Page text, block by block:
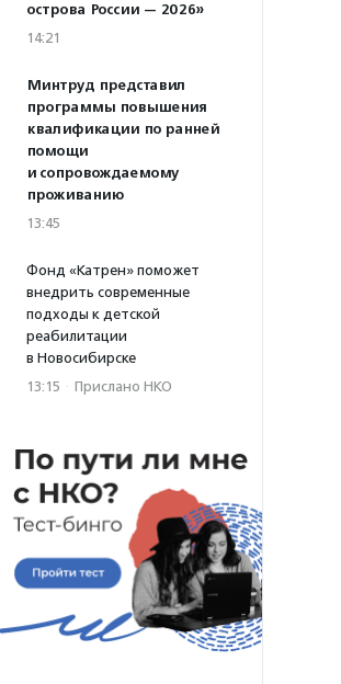
острова России — 2026»
14:21
Минтруд представил
программы повышения
квалификации по ранней
помощи
и сопровождаемому
проживанию
13:45
Фонд «Катрен» поможет
внедрить современные
подходы к детской
реабилитации
в Новосибирске
13:15 · Прислано НКО